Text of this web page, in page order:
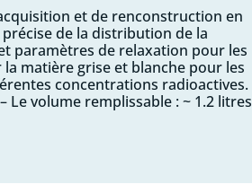
et de renconstruction en
de la distribution de la
paramètres de relaxation pour les
matière grise et blanche pour les
concentrations radioactives.
Le volume remplissable : ~ 1.2 litres